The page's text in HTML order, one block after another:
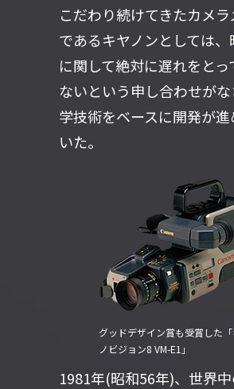
こだわり続けてきたカメ
であるキヤノンとしては、
に関して絶対に遅れをとっ
ないという申し合わせが
学技術をベースに開発が進
いた。
グッドデザイン賞も受賞した
ノビジョン8 VM-E1」
1981年(昭和56年)、世界